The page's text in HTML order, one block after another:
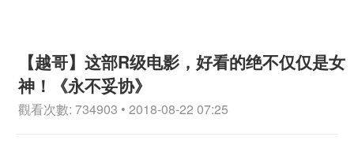
【越哥】这部R级电影，好看的绝不仅仅是女
神！《永不妥协》
觀看次數: 734903 • 2018-08-22 07:25